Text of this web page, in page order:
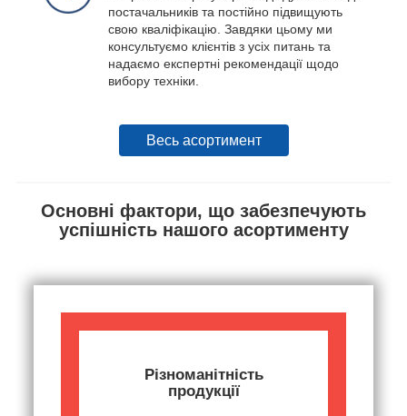
постачальників та постійно підвищують
свою кваліфікацію. Завдяки цьому ми
консультуємо клієнтів з усіх питань та
надаємо експертні рекомендації щодо
вибору техніки.
Весь асортимент
Основні фактори, що забезпечують
успішність нашого асортименту
Різноманітність
продукції